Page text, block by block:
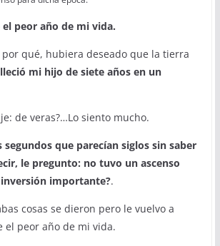
el peor año de mi vida.
qué, hubiera deseado que la tierra
mi hijo de siete años en un
de veras?…Lo siento mucho.
segundos que parecían siglos sin saber
le pregunto: no tuvo un ascenso
importante?.
cosas se dieron pero le vuelvo a
el peor año de mi vida.